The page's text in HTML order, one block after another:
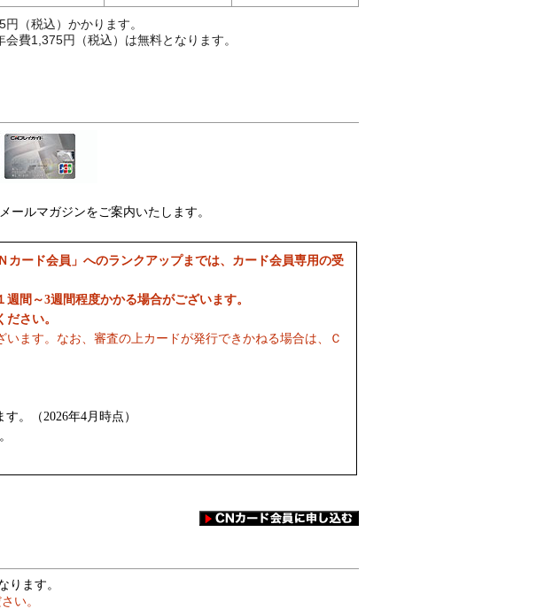
（税込）かかります。
費1,375円（税込）は無料となります。
ールマガジンをご案内いたします。
ード会員」へのランクアップまでは、カード会員専用の受
間～3週間程度かかる場合がございます。
さい。
ます。なお、審査の上カードが発行できかねる場合は、Ｃ
。（2026年4月時点）
ります。
い。